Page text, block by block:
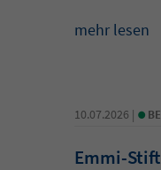
mehr lesen
10.07.2026 | •
Emmi-